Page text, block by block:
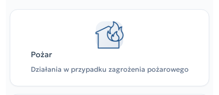
Pożar
Działania w przypadku zagrożenia pożarowego